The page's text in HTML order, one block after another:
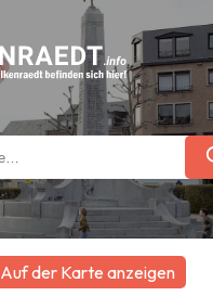
Auf der Karte anzeigen